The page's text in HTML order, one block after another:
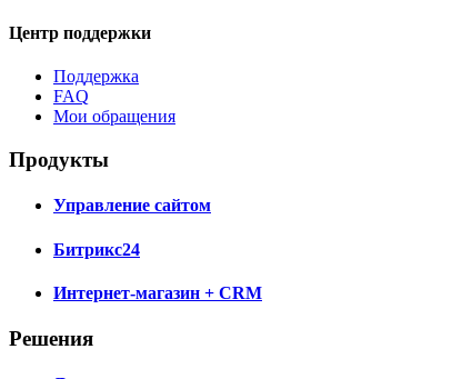
Центр поддержки
Поддержка
FAQ
Мои обращения
Продукты
Управление сайтом
Битрикс24
Интернет-магазин + CRM
Решения